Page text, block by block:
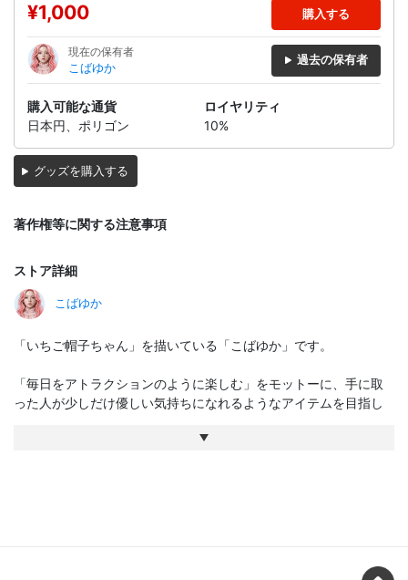
¥1,000 購入する
現在の保有者
こばゆか
過去の保有者
購入可能な通貨
日本円、ポリゴン
ロイヤリティ
10%
グッズを購入する
著作権等に関する注意事項
ストア詳細
こばゆか
「いちご帽子ちゃん」を描いている「こばゆか」です。
「毎日をアトラクションのように楽しむ」をモットーに、手に取
った人が少しだけ優しい気持ちになれるようなアイテムを目指し